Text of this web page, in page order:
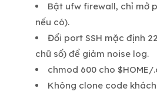
Bật ufw firewall, chỉ mở
nếu có).
Đổi port SSH mặc định
chữ số) để giảm noise log.
chmod 600 cho
Không clone code